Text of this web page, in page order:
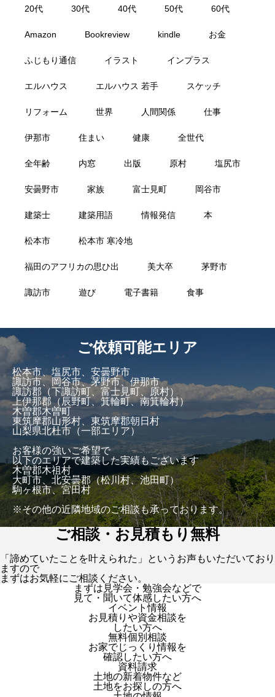
20代 30代 40代 50代 60代
Amazon Bookreview kindle お金
ふじもり通信 イラスト インプラス
エルハウス エルハウス 若手 スケッチ
リフォーム 世界 人間関係 仕事
伊那市 住まい 健康 全世代
全年齢 内窓 出版 原村 塩尻市
安曇野市 家族 富士見町 岡谷市
建築士 建築用語 情報発信 本
松本市 松本市 寒冷地
福田のアフリカの思ひ出 美大卒 茅野市
諏訪市 遊び 電子書籍 食事
ご依頼可能エリア
松本市、塩尻市、安曇野市
諏訪市、岡谷市、茅野市、伊那市
諏訪郡（下諏訪町、富士見町、原村）
上伊那郡（辰野町、箕輪町、南箕輪村）
木曽郡木曽町
東筑摩郡山形村、東筑摩郡朝日村
山梨県北杜市（一部エリア）
お客様の強いご希望で
以下のエリアで建築した実績もございます
木曽郡木祖村
大町市、北安曇郡（松川村、池田町）
駒ヶ根市、宮田村
※その他の近隣地域のご相談も承っております。
ご相談・お見積もり無料
「諦めていたことを叶えられた」というお声もいただいており
ますので
まずはお気軽にご相談ください。
まずは見学会・勉強会などで
見て・聞いて体感したい方へ
イベント情報
お見積りや資金相談を
したい方へ
無料個別相談
お家でじっくり情報を
確認したい方へ
資料請求
土地の新着物件など
土地をお探しの方へ